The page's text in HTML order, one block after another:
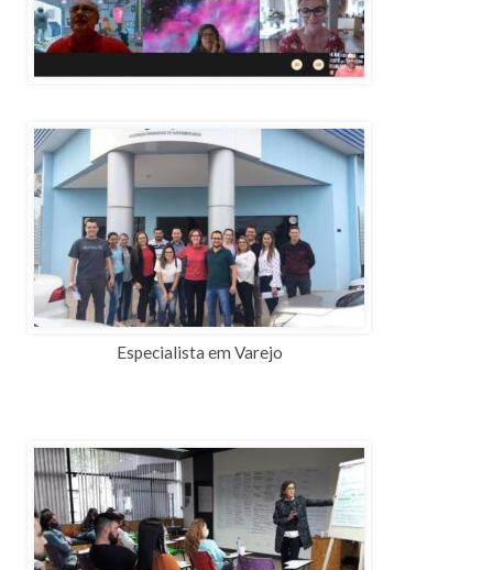
Especialista em Varejo